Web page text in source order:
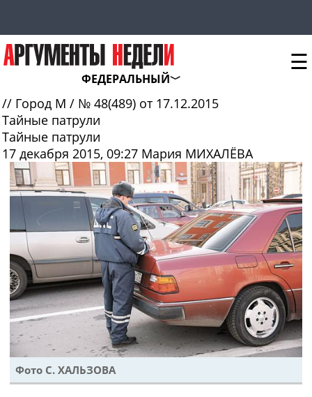
ФЕДЕРАЛЬНЫЙ
☰
// Город М / № 48(489) от 17.12.2015
Тайные патрули
Тайные патрули
17 декабря 2015, 09:27 Мария МИХАЛЁВА
Фото С. ХАЛЬЗОВА